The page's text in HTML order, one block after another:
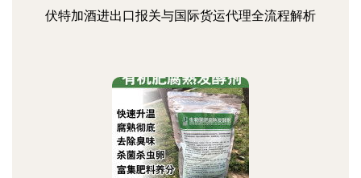
伏特加酒进出口报关与国际货运代理全流程解析